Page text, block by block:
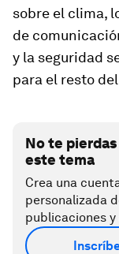
sobre el clima,
de
y la seguridad
para el resto
No te
este tema
Crea una
personalizada
publicaciones y